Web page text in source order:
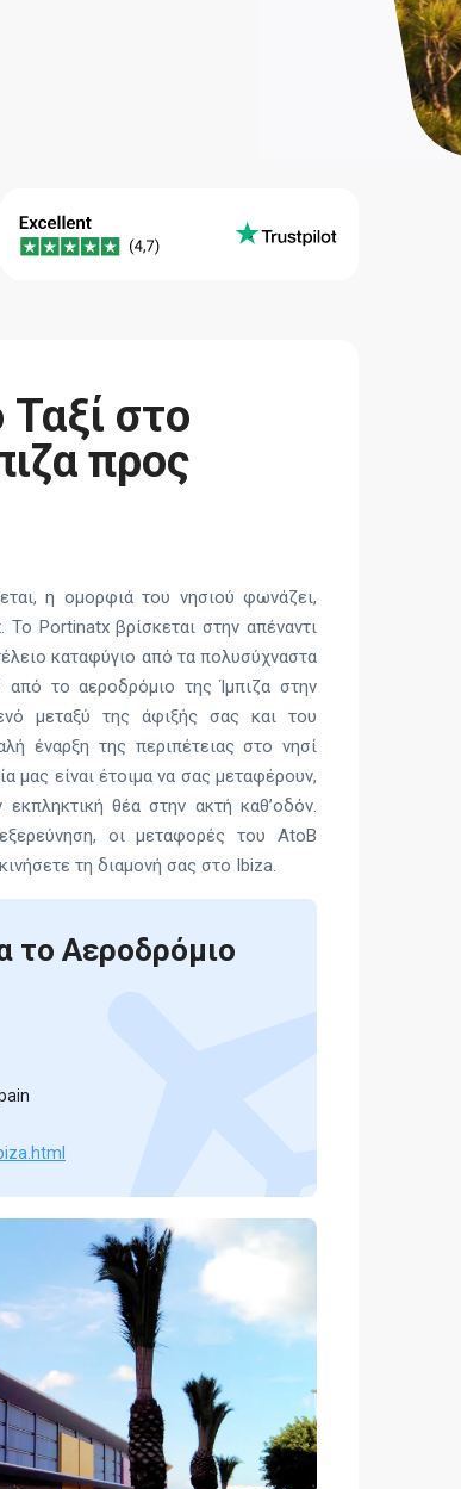
στο
προς
η ομορφιά του νησιού φωνάζει,
Portinatx βρίσκεται στην απέναντι
καταφύγιο από τα πολυσύχναστα
το αεροδρόμιο της Ίμπιζα στην
μεταξύ της άφιξής σας και του
έναρξη της περιπέτειας στο νησί
μας είναι έτοιμα να σας μεταφέρουν,
θέα στην ακτή καθ’οδόν.
οι μεταφορές του AtoB
τη διαμονή σας στο Ibiza.
το Αεροδρόμιο